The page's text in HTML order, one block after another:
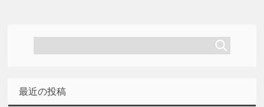
最近の投稿